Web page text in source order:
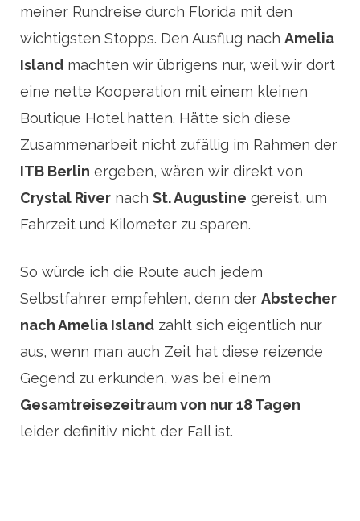
meiner Rundreise durch Florida mit den
wichtigsten Stopps. Den Ausflug nach Amelia
Island machten wir übrigens nur, weil wir dort
eine nette Kooperation mit einem kleinen
Boutique Hotel hatten. Hätte sich diese
Zusammenarbeit nicht zufällig im Rahmen der
ITB Berlin ergeben, wären wir direkt von
Crystal River nach St. Augustine gereist, um
Fahrzeit und Kilometer zu sparen.
So würde ich die Route auch jedem
Selbstfahrer empfehlen, denn der Abstecher
nach Amelia Island zahlt sich eigentlich nur
aus, wenn man auch Zeit hat diese reizende
Gegend zu erkunden, was bei einem
Gesamtreisezeitraum von nur 18 Tagen
leider definitiv nicht der Fall ist.